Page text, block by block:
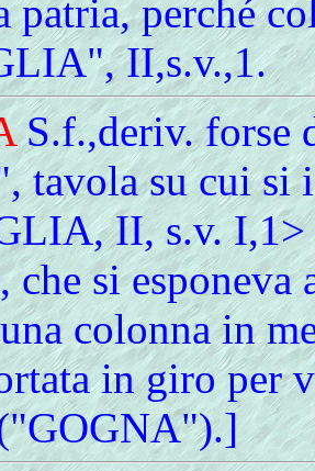
patria, perché
II,s.v.,1.
S.f.,deriv. forse
tavola su cui si
II, s.v. I,1>
che si
colonna in
in giro per